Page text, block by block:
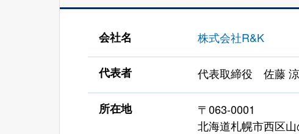
会社名 株式会社R&K
代表者 代表取締役 佐藤
所在地
〒063-0001
北海道札幌市西区